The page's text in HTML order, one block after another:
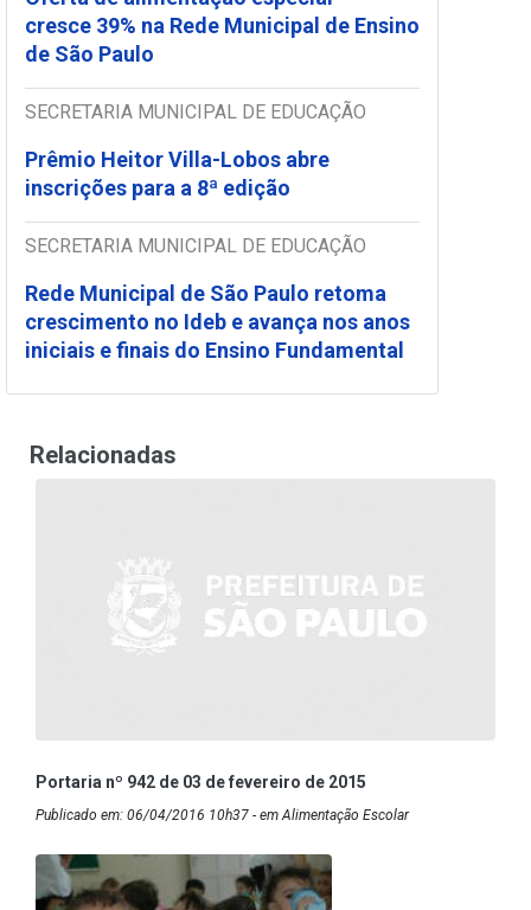
cresce 39% na Rede Municipal de Ensino
de São Paulo
SECRETARIA MUNICIPAL DE EDUCAÇÃO
Prêmio Heitor Villa-Lobos abre
inscrições para a 8ª edição
SECRETARIA MUNICIPAL DE EDUCAÇÃO
Rede Municipal de São Paulo retoma
crescimento no Ideb e avança nos anos
iniciais e finais do Ensino Fundamental
Relacionadas
Portaria nº 942 de 03 de fevereiro de 2015
Publicado em: 06/04/2016 10h37 - em Alimentação Escolar